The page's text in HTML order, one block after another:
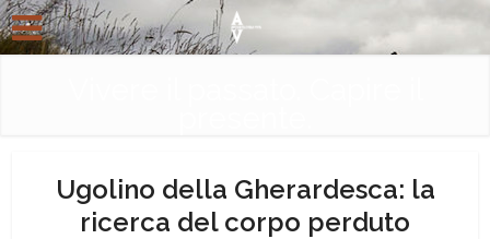
Ugolino della Gherardesca: la
ricerca del corpo perduto